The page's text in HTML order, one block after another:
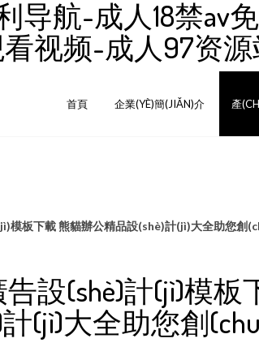
导航-成人18禁av
视频-成人97资
首頁 企業(YÈ)簡(JIǍN)介 產
模板下載 熊貓辦公精品設(shè)計(jì)大全助您創
設(shè)計(jì)模板
(jì)大全助您創